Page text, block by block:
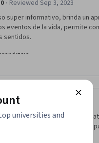
· Reviewed Sep 3, 2023
super informativo, brinda un
eventos de la vida, permite
sentidos.
· Reviewed Jul 21, 2024
que requiere toda la
se más extenso el tiempo
universities and